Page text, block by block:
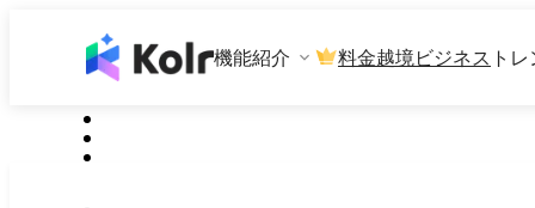
機能紹介 料金越境ビジネス ト